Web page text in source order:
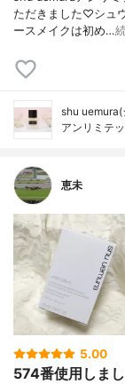
ただきました♡シュ
ースメイクは初め…
shu uemura(
アンリミテ
恵未
5.00
574番使用しまし